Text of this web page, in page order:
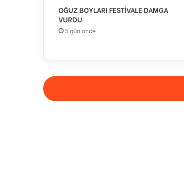
OĞUZ BOYLARI FESTİVALE DAMGA
VURDU
5 gün önce